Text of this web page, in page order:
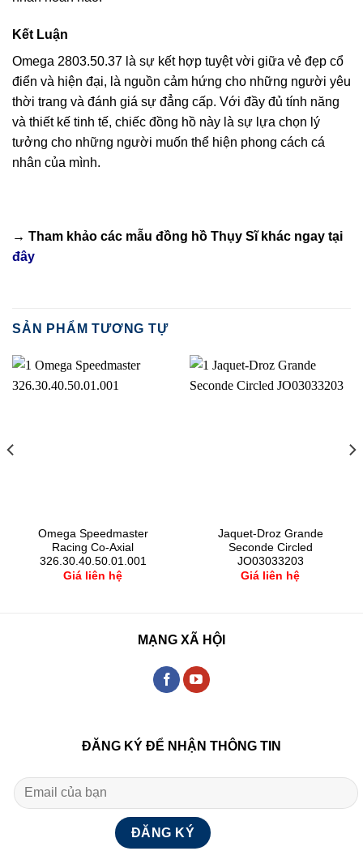
Kết Luận
Omega 2803.50.37 là sự kết hợp tuyệt vời giữa vẻ đẹp cổ
điển và hiện đại, là nguồn cảm hứng cho những người yêu
thời trang và đánh giá sự đẳng cấp. Với đầy đủ tính năng
và thiết kế tinh tế, chiếc đồng hồ này là sự lựa chọn lý
tưởng cho những người muốn thể hiện phong cách cá
nhân của mình.
→ Tham khảo các mẫu đồng hồ Thụy Sĩkhác ngay tại
đây
SẢN PHẨM TƯƠNG TỰ
Omega Speedmaster
Racing Co-Axial
326.30.40.50.01.001
Giá liên hệ
Jaquet-Droz Grande
Seconde Circled
JO03033203
Giá liên hệ
MẠNG XÃ HỘI
ĐĂNG KÝ ĐỂ NHẬN THÔNG TIN